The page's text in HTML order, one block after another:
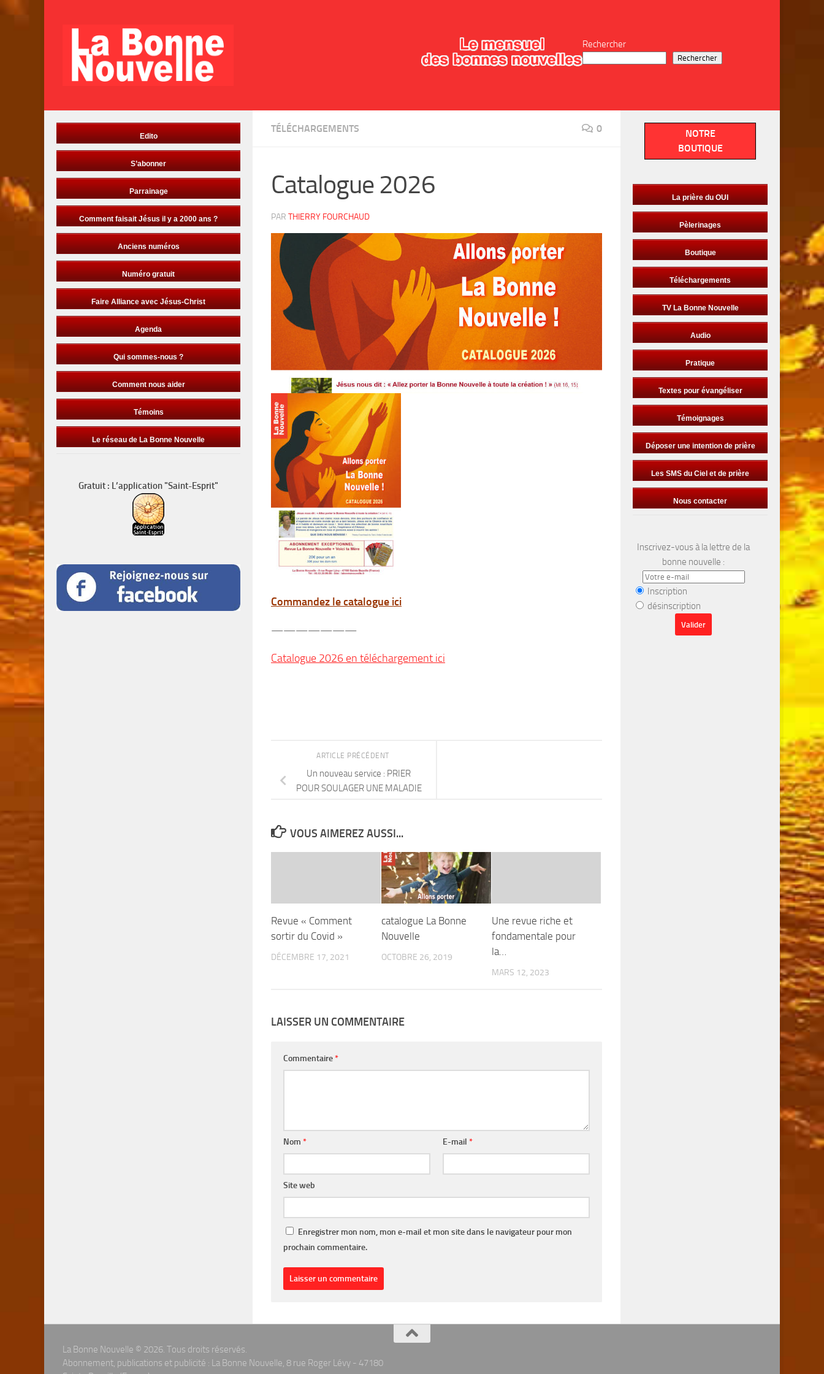
Rechercher
Rechercher
TÉLÉCHARGEMENTS 0
Catalogue 2026
PAR THIERRY FOURCHAUD
Commandez le catalogue ici
———————
Catalogue 2026 en téléchargement ici
ARTICLE PRÉCÉDENT
Un nouveau service : PRIER
POUR SOULAGER UNE MALADIE
VOUS AIMEREZ AUSSI...
Revue « Comment
sortir du Covid »
DÉCEMBRE 17, 2021
catalogue La Bonne
Nouvelle
OCTOBRE 26, 2019
Une revue riche et
fondamentale pour
la…
MARS 12, 2023
LAISSER UN COMMENTAIRE
Commentaire*
Nom * E-mail *
Site web
Enregistrer mon nom, mon e-mail et mon site dans le navigateur pour mon
prochain commentaire.
Edito
S’abonner
Parrainage
Comment faisait Jésus il y a 2000 ans ?
Anciens numéros
Numéro gratuit
Faire Alliance avec Jésus-Christ
Agenda
Qui sommes-nous ?
Comment nous aider
Témoins
Le réseau de La Bonne Nouvelle
Gratuit : L’application "Saint-Esprit"
NOTRE
BOUTIQUE
La prière du OUI
Pèlerinages
Boutique
Téléchargements
TV La Bonne Nouvelle
Audio
Pratique
Textes pour évangéliser
Témoignages
Déposer une intention de prière
Les SMS du Ciel et de prière
Nous contacter
Inscrivez-vous à la lettre de la
bonne nouvelle :
Inscription
désinscription
La Bonne Nouvelle © 2026. Tous droits réservés.
Abonnement, publications et publicité : La Bonne Nouvelle, 8 rue Roger Lévy - 47180